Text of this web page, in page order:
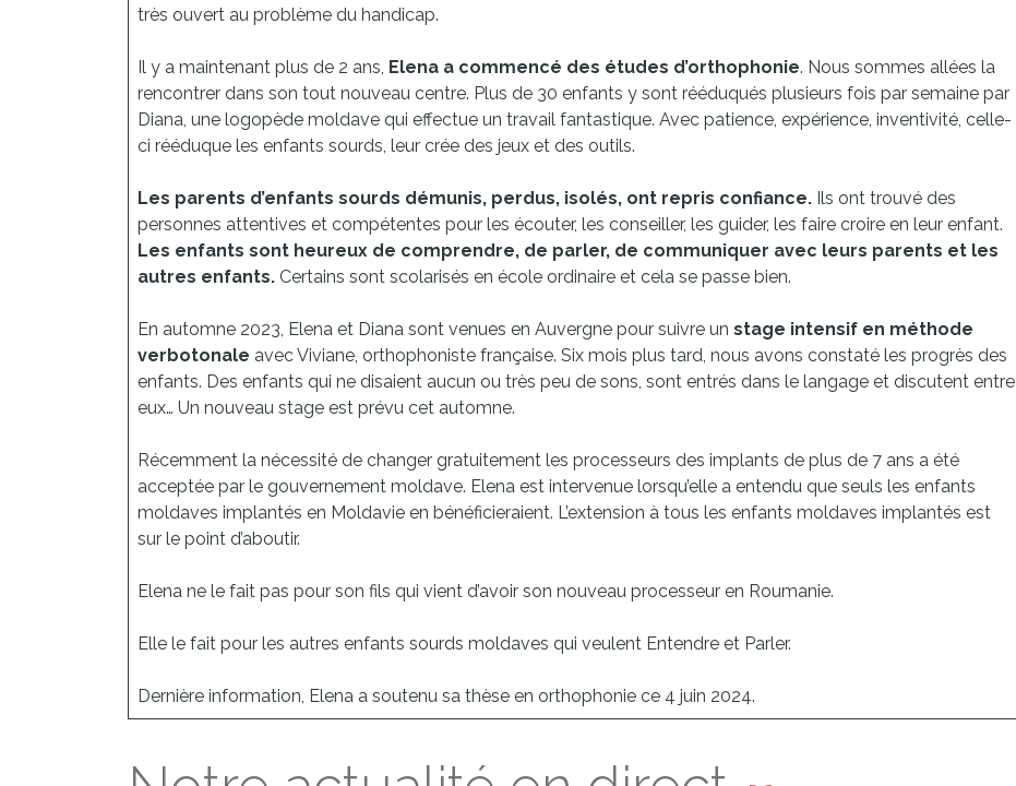
très ouvert au problème du handicap.
Il y a maintenant plus de 2 ans, Elena a commencé des études d’orthophonie. Nous sommes allées la
rencontrer dans son tout nouveau centre. Plus de 30 enfants y sont rééduqués plusieurs fois par semaine par
Diana, une logopède moldave qui effectue un travail fantastique. Avec patience, expérience, inventivité, celle-
ci rééduque les enfants sourds, leur crée des jeux et des outils.
Les parents d’enfants sourds démunis, perdus, isolés, ont repris confiance. Ils ont trouvé des
personnes attentives et compétentes pour les écouter, les conseiller, les guider, les faire croire en leur enfant.
Les enfants sont heureux de comprendre, de parler, de communiquer avec leurs parents et les
autres enfants. Certains sont scolarisés en école ordinaire et cela se passe bien.
En automne 2023, Elena et Diana sont venues en Auvergne pour suivre un stage intensif en méthode
verbotonale avec Viviane, orthophoniste française. Six mois plus tard, nous avons constaté les progrès des
enfants. Des enfants qui ne disaient aucun ou très peu de sons, sont entrés dans le langage et discutent entre
eux… Un nouveau stage est prévu cet automne.
Récemment la nécessité de changer gratuitement les processeurs des implants de plus de 7 ans a été
acceptée par le gouvernement moldave. Elena est intervenue lorsqu’elle a entendu que seuls les enfants
moldaves implantés en Moldavie en bénéficieraient. L’extension à tous les enfants moldaves implantés est
sur le point d’aboutir.
Elena ne le fait pas pour son fils qui vient d’avoir son nouveau processeur en Roumanie.
Elle le fait pour les autres enfants sourds moldaves qui veulent Entendre et Parler.
Dernière information, Elena a soutenu sa thèse en orthophonie ce 4 juin 2024.